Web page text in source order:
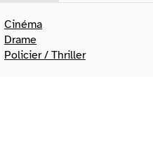
Cinéma
Drame
Policier / Thriller